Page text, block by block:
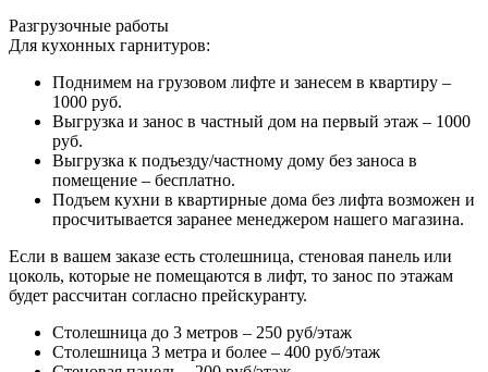
Разгрузочные работы
Для кухонных гарнитуров:
Поднимем на грузовом лифте и занесем в квартиру –
1000 руб.
Выгрузка и занос в частный дом на первый этаж – 1000
руб.
Выгрузка к подъезду/частному дому без заноса в
помещение – бесплатно.
Подъем кухни в квартирные дома без лифта возможен и
просчитывается заранее менеджером нашего магазина.
Если в вашем заказе есть столешница, стеновая панель или
цоколь, которые не помещаются в лифт, то занос по этажам
будет рассчитан согласно прейскуранту.
Столешница до 3 метров – 250 руб/этаж
Столешница 3 метра и более – 400 руб/этаж